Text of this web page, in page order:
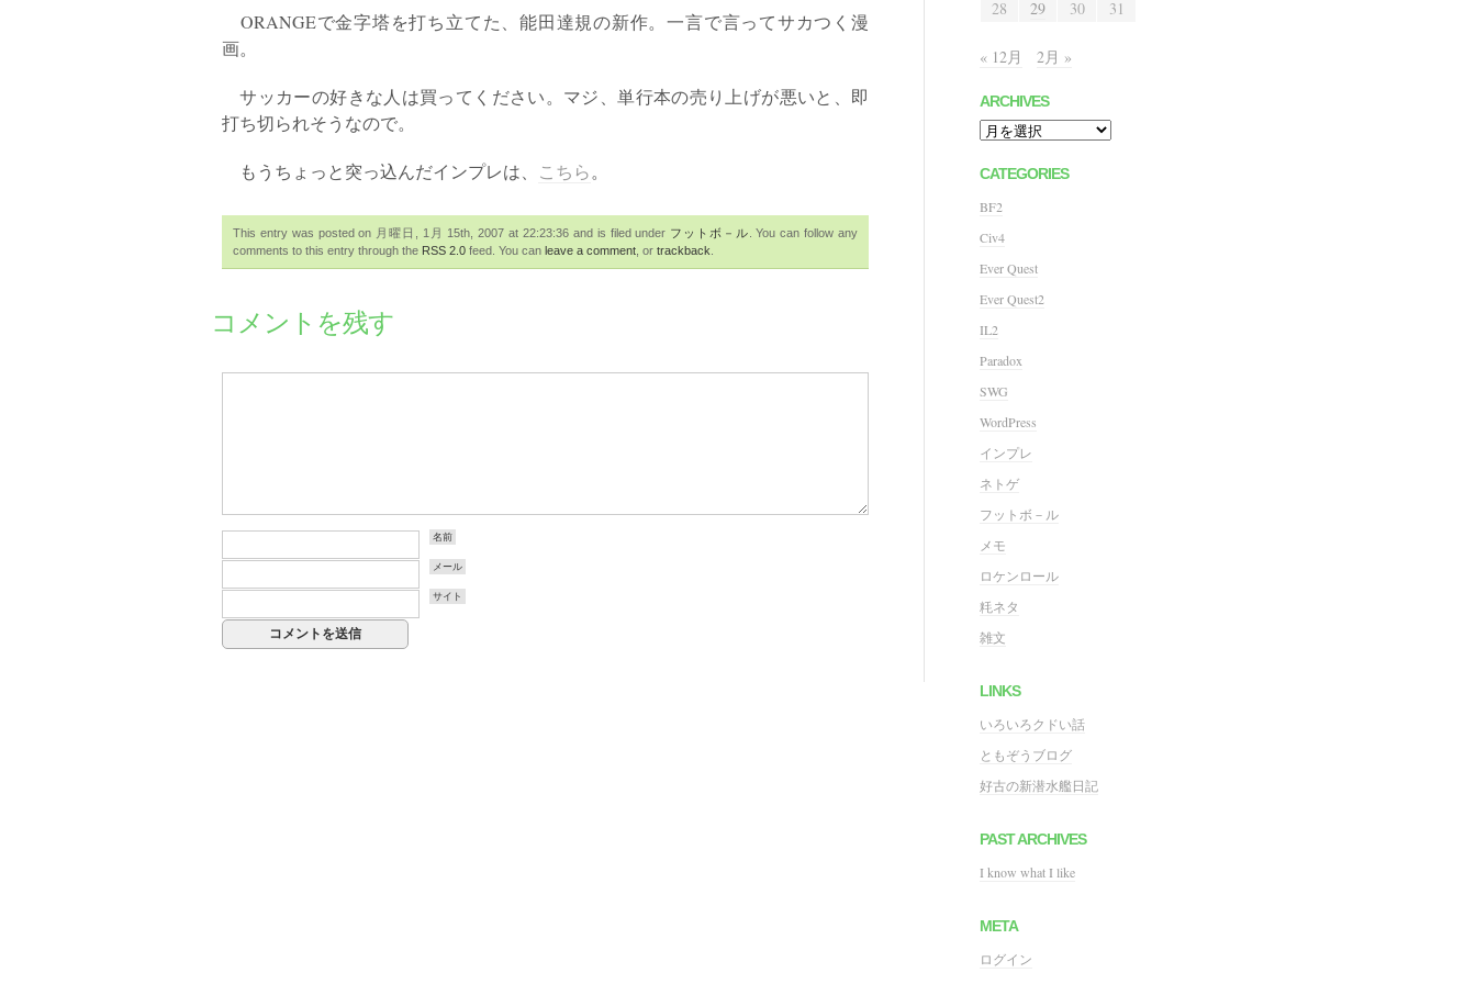
ORANGEで金字塔を打ち立てた、能田達規の新作。一言で言ってサカつく漫
画。
サッカーの好きな人は買ってください。マジ、単行本の売り上げが悪いと、即
打ち切られそうなので。
もうちょっと突っ込んだインプレは、 こちら。
This entry was posted on 月曜日, 1月 15th, 2007 at 22:23:36 and is filed under フットボ－ル . You can follow any
comments to this entry through the RSS 2.0 feed. You can leave a comment , or trackback
コメントを残す
名前
メール
サイト
28 29 30 31
« 12月 2月 »
ARCHIVES
Archives
CATEGORIES
BF2
Civ4
Ever Quest
Ever Quest2
IL2
Paradox
SWG
WordPress
インプレ
ネトゲ
フットボ－ル
メモ
ロケンロール
粍ネタ
雑文
LINKS
いろいろクドい話
ともぞうブログ
好古の新潜水艦日記
PAST ARCHIVES
I know what I like
META
ログイン